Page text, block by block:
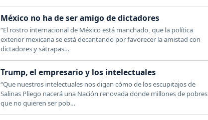
México no ha de ser amigo de dictadores
“El rostro internacional de México está manchado, que la política
exterior mexicana se está decantando por favorecer la amistad con
dictadores y sátrapas…
Trump, el empresario y los intelectuales
“Que nuestros intelectuales nos digan cómo de los escupitajos de
Salinas Pliego nacerá una Nación renovada donde millones de pobres
que no quieren ser pob…